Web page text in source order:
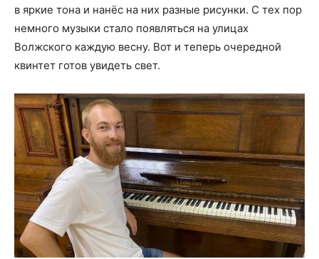
в яркие тона и нанёс на них разные рисунки. С тех пор
немного музыки стало появляться на улицах
Волжского каждую весну. Вот и теперь очередной
квинтет готов увидеть свет.